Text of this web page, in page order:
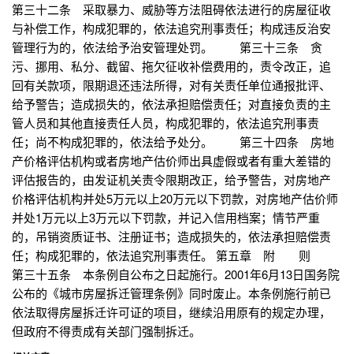
第三十二条 采取暴力、威胁等方法阻碍依法进行的房屋征收
与补偿工作，构成犯罪的，依法追究刑事责任；构成违反治安
管理行为的，依法给予治安管理处罚。 第三十三条 贪
污、挪用、私分、截留、拖欠征收补偿费用的，责令改正，追
回有关款项，限期退还违法所得，对有关责任单位通报批评、
给予警告；造成损失的，依法承担赔偿责任；对直接负责的主
管人员和其他直接责任人员，构成犯罪的，依法追究刑事责
任；尚不构成犯罪的，依法给予处分。 第三十四条 房地
产价格评估机构或者房地产估价师出具虚假或者有重大差错的
评估报告的，由发证机关责令限期改正，给予警告，对房地产
价格评估机构并处5万元以上20万元以下罚款，对房地产估价师
并处1万元以上3万元以下罚款，并记入信用档案；情节严重
的，吊销资质证书、注册证书；造成损失的，依法承担赔偿责
任；构成犯罪的，依法追究刑事责任。 第五章 附 则
第三十五条 本条例自公布之日起施行。2001年6月13日国务院
公布的《城市房屋拆迁管理条例》同时废止。本条例施行前已
依法取得房屋拆迁许可证的项目，继续沿用原有的规定办理，
但政府不得责成有关部门强制拆迁。